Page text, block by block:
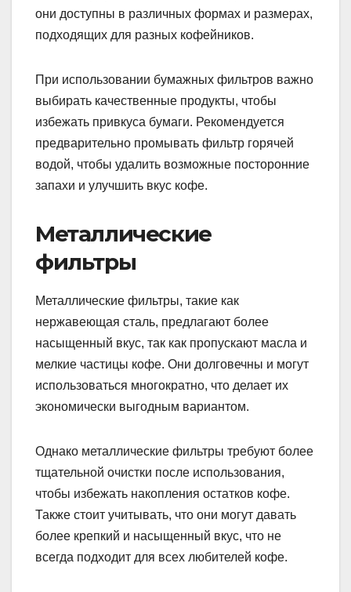
они доступны в различных формах и размерах,
подходящих для разных кофейников.
При использовании бумажных фильтров важно
выбирать качественные продукты, чтобы
избежать привкуса бумаги. Рекомендуется
предварительно промывать фильтр горячей
водой, чтобы удалить возможные посторонние
запахи и улучшить вкус кофе.
Металлические
фильтры
Металлические фильтры, такие как
нержавеющая сталь, предлагают более
насыщенный вкус, так как пропускают масла и
мелкие частицы кофе. Они долговечны и могут
использоваться многократно, что делает их
экономически выгодным вариантом.
Однако металлические фильтры требуют более
тщательной очистки после использования,
чтобы избежать накопления остатков кофе.
Также стоит учитывать, что они могут давать
более крепкий и насыщенный вкус, что не
всегда подходит для всех любителей кофе.